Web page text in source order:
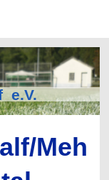
e.V.
/Meh